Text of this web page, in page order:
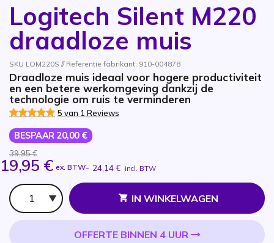
Logitech Silent M220
draadloze muis
SKU LOM220S // Referentie fabrikant: 910-004878
Draadloze muis ideaal voor hogere productiviteit
en een betere werkomgeving dankzij de
technologie om ruis te verminderen
5 van 1 Reviews
BESPAAR 20,00 €
39,95 €
19,95 € ex. BTW- 24,14 € incl. BTW
Aantal
IN WINKELWAGEN
OFFERTE BINNEN 4 UUR
Ga naar het begin van de afbeeldingen-gallerij